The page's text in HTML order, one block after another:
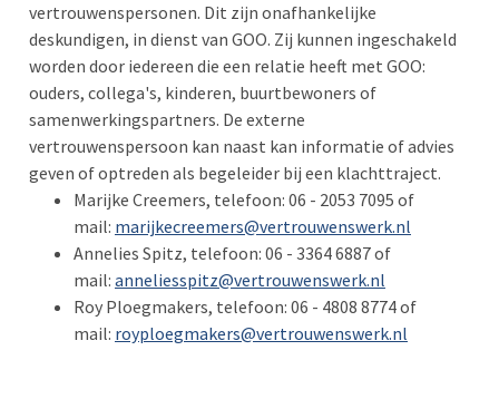
vertrouwenspersonen. Dit zijn onafhankelijke
deskundigen, in dienst van GOO. Zij kunnen ingeschakeld
worden door iedereen die een relatie heeft met GOO:
ouders, collega's, kinderen, buurtbewoners of
samenwerkingspartners. De externe
vertrouwenspersoon kan naast kan informatie of advies
geven of optreden als begeleider bij een klachttraject.
Marijke Creemers, telefoon: 06 - 2053 7095 of
mail: marijkecreemers@vertrouwenswerk.nl
Annelies Spitz, telefoon: 06 - 3364 6887 of
mail: anneliesspitz@vertrouwenswerk.nl
Roy Ploegmakers, telefoon: 06 - 4808 8774 of
mail: royploegmakers@vertrouwenswerk.nl